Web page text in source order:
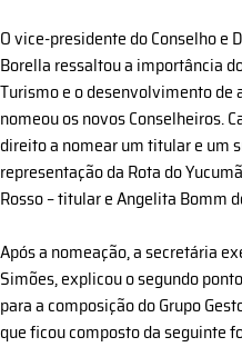
O vice-presidente do Conselho e
Borella ressaltou a importância
Turismo e o desenvolvimento de
nomeou os novos Conselheiros.
direito a nomear um titular e um
representação da Rota do
Rosso – titular e Angelita Bomm
Após a nomeação, a secretária
Simões, explicou o segundo
para a composição do Grupo
que ficou composto da seguinte